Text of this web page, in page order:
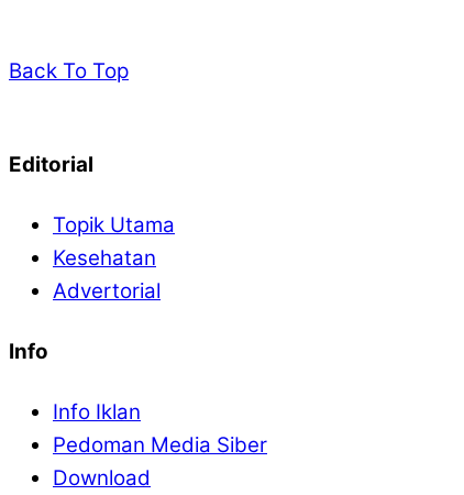
Back To Top
Editorial
Topik Utama
Kesehatan
Advertorial
Info
Info Iklan
Pedoman Media Siber
Download